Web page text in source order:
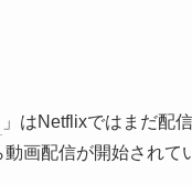
」はNetflixではまだ配
画配信が開始されて